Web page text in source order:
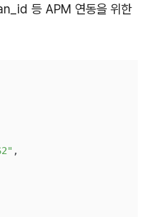
등 APM 연동을 위한